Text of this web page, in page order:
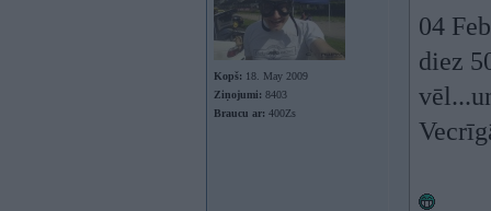
Kopš: 18. May 2009
Ziņojumi: 8403
Braucu ar: 400Zs
04
diez